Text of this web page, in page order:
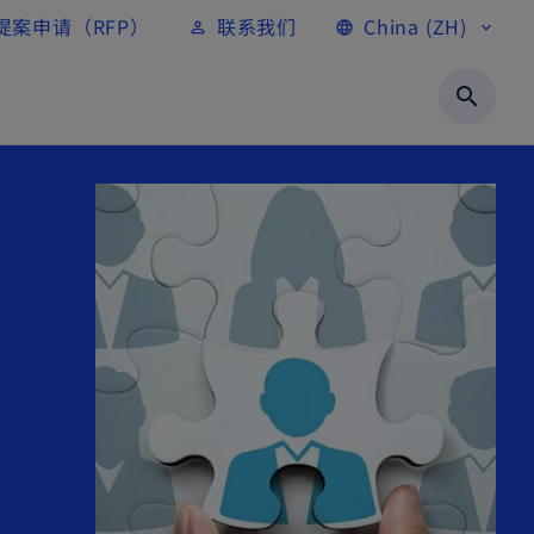
案申请（RFP） person_outline 联系我们 language China (ZH) expand_more
search